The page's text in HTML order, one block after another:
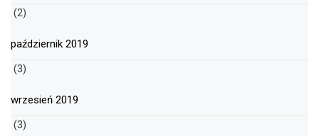
(2)
październik 2019
(3)
wrzesień 2019
(3)